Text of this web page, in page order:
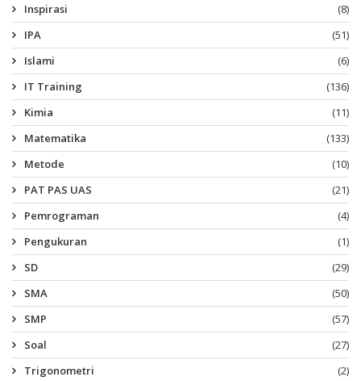
Inspirasi
(8)
IPA
(51)
Islami
(6)
IT Training
(136)
Kimia
(11)
Matematika
(133)
Metode
(10)
PAT PAS UAS
(21)
Pemrograman
(4)
Pengukuran
(1)
SD
(29)
SMA
(50)
SMP
(57)
Soal
(27)
Trigonometri
(2)